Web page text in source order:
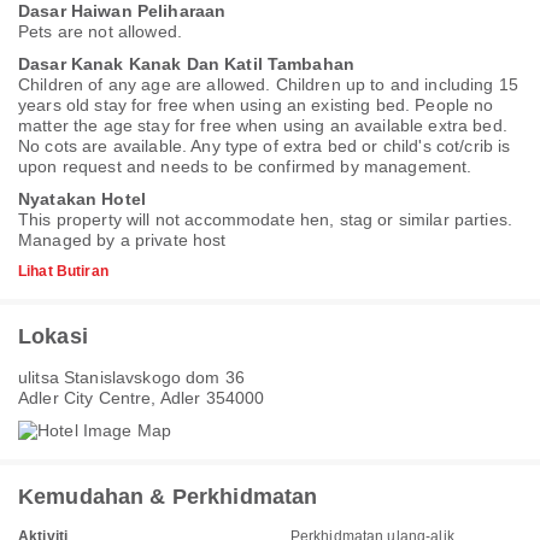
Dasar Haiwan Peliharaan
Pets are not allowed.
Dasar Kanak Kanak Dan Katil Tambahan
Children of any age are allowed. Children up to and including 15
years old stay for free when using an existing bed. People no
matter the age stay for free when using an available extra bed.
No cots are available. Any type of extra bed or child's cot/crib is
upon request and needs to be confirmed by management.
Nyatakan Hotel
This property will not accommodate hen, stag or similar parties.
Managed by a private host
Lihat Butiran
Lokasi
ulitsa Stanislavskogo dom 36
Adler City Centre, Adler 354000
Kemudahan & Perkhidmatan